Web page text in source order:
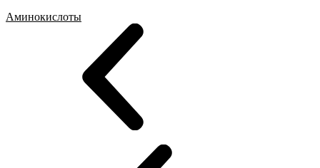
Аминокислоты